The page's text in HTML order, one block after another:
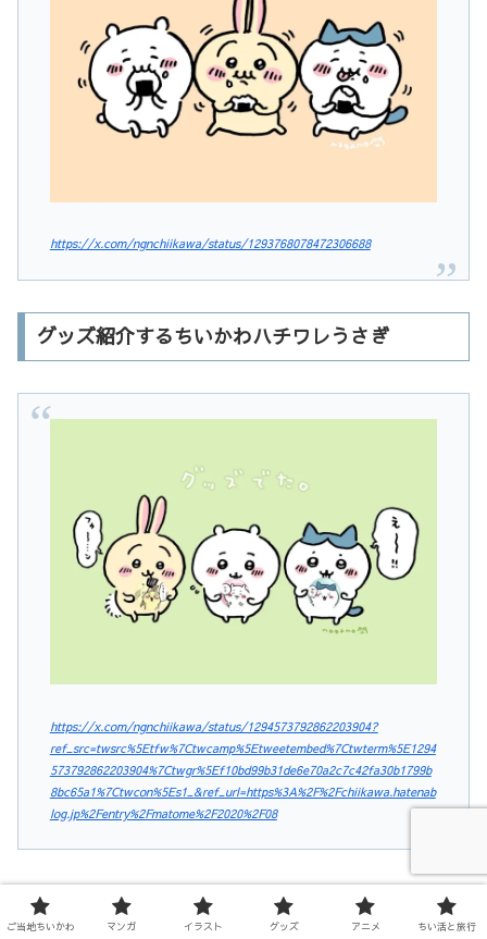
https://x.com/ngnchiikawa/status/1293768078472306688
グッズ紹介するちいかわハチワレうさぎ
https://x.com/ngnchiikawa/status/1294573792862203904?
ref_src=twsrc%5Etfw%7Ctwcamp%5Etweetembed%7Ctwterm%5E1294
573792862203904%7Ctwgr%5Ef10bd99b31de6e70a2c7c42fa30b1799b
8bc65a1%7Ctwcon%5Es1_&ref_url=https%3A%2F%2Fchiikawa.hatenab
log.jp%2Fentry%2Fmatome%2F2020%2F08
ご当地ちいかわ マンガ イラスト グッズ アニメ ちい活と旅行